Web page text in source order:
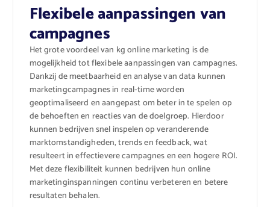
Flexibele aanpassingen van
campagnes
Het grote voordeel van kg online marketing is de
mogelijkheid tot flexibele aanpassingen van campagnes.
Dankzij de meetbaarheid en analyse van data kunnen
marketingcampagnes in real-time worden
geoptimaliseerd en aangepast om beter in te spelen op
de behoeften en reacties van de doelgroep. Hierdoor
kunnen bedrijven snel inspelen op veranderende
marktomstandigheden, trends en feedback, wat
resulteert in effectievere campagnes en een hogere ROI.
Met deze flexibiliteit kunnen bedrijven hun online
marketinginspanningen continu verbeteren en betere
resultaten behalen.